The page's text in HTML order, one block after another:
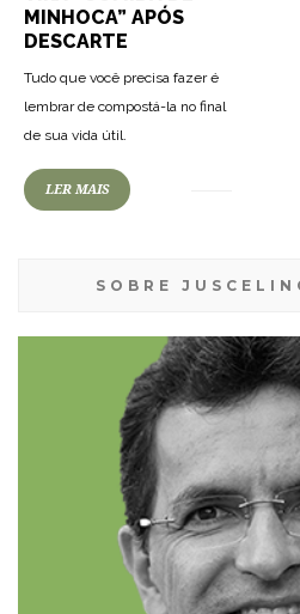
MINHOCA” APÓS
DESCARTE
Tudo que você precisa fazer é
lembrar de compostá-la no final
de sua vida útil.
LER MAIS
SOBRE